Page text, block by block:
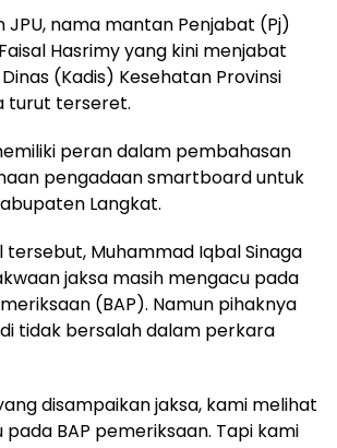
JPU, nama mantan Penjabat (Pj)
Hasrimy yang kini menjabat
(Kadis) Kesehatan Provinsi
turut terseret.
peran dalam pembahasan
pengadaan smartboard untuk
Langkat.
tersebut, Muhammad Iqbal Sinaga
jaksa masih mengacu pada
(BAP). Namun pihaknya
tidak bersalah dalam perkara
disampaikan jaksa, kami melihat
BAP pemeriksaan. Tapi kami